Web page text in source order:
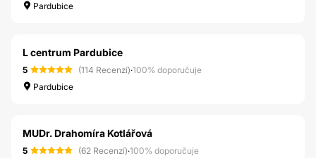
Pardubice
L centrum Pardubice
5 (114 Recenzí)·100% doporučuje
Pardubice
MUDr. Drahomíra Kotlářová
5 (62 Recenzí)·100% doporučuje